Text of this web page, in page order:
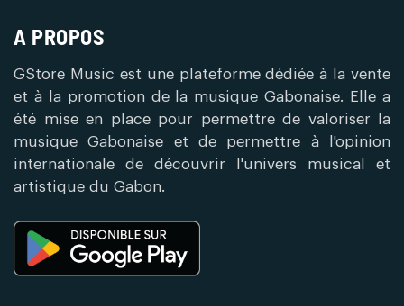
A PROPOS
GStore Music est une plateforme dédiée à la vente
et à la promotion de la musique Gabonaise. Elle a
été mise en place pour permettre de valoriser la
musique Gabonaise et de permettre à l'opinion
internationale de découvrir l'univers musical et
artistique du Gabon.